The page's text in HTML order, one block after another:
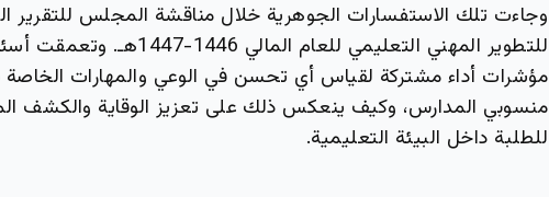
وجاءت تلك الاستفسارات الجوهرية خلال مناقشة المجلس للتقرير
للتطوير المهني التعليمي للعام
مؤشرات أداء مشتركة لقياس أي تحسن في الوعي والمهارات
منسوبي المدارس، وكيف ينعكس ذلك على تعزيز الوقاية والكشف
للطلبة داخل البيئة التعليمية.